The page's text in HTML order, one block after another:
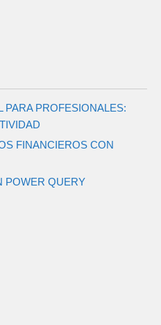
PARA PROFESIONALES:
FINANCIEROS CON
POWER QUERY